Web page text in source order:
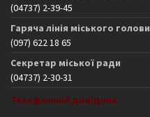
(04737) 2-39-45
Гаряча лінія міського голови
(097) 622 18 65
Секретар міської ради
(04737) 2-30-31
Телефонний довідник